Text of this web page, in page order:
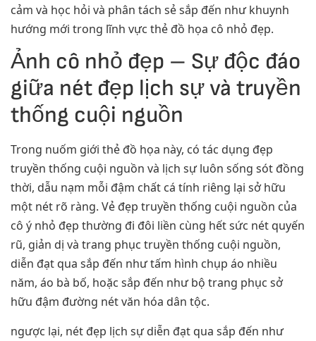
cảm và học hỏi và phân tách sẻ sắp đến như khuynh
hướng mới trong lĩnh vực thẻ đồ họa cô nhỏ đẹp.
Ảnh cô nhỏ đẹp – Sự độc đáo
giữa nét đẹp lịch sự và truyền
thống cuội nguồn
Trong nuốm giới thẻ đồ họa này, có tác dụng đẹp
truyền thống cuội nguồn và lịch sự luôn sống sót đồng
thời, dẫu nạm mỗi đậm chất cá tính riêng lại sở hữu
một nét rõ ràng. Vẻ đẹp truyền thống cuội nguồn của
cô ý nhỏ đẹp thường đi đôi liền cùng hết sức nét quyến
rũ, giản dị và trang phục truyền thống cuội nguồn,
diễn đạt qua sắp đến như tấm hình chụp áo nhiều
năm, áo bà bố, hoặc sắp đến như bộ trang phục sở
hữu đậm đường nét văn hóa dân tộc.
ngược lại, nét đẹp lịch sự diễn đạt qua sắp đến như